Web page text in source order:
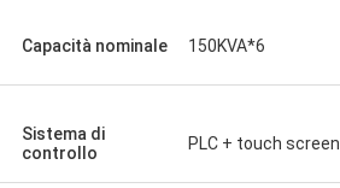
Capacità nominale 150KVA*6
Sistema di
controllo
PLC + touch screen